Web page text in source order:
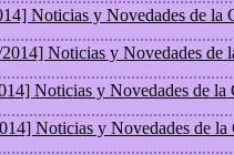
Noticias y Novedades de la
Noticias y Novedades de
Noticias y Novedades de la
Noticias y Novedades de la